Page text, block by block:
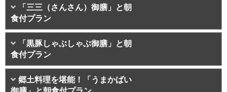
「三三（さんさん）御膳」と朝
食付プラン
「黒豚しゃぶしゃぶ御膳」と朝
食付プラン
郷土料理を堪能！「うまかばい